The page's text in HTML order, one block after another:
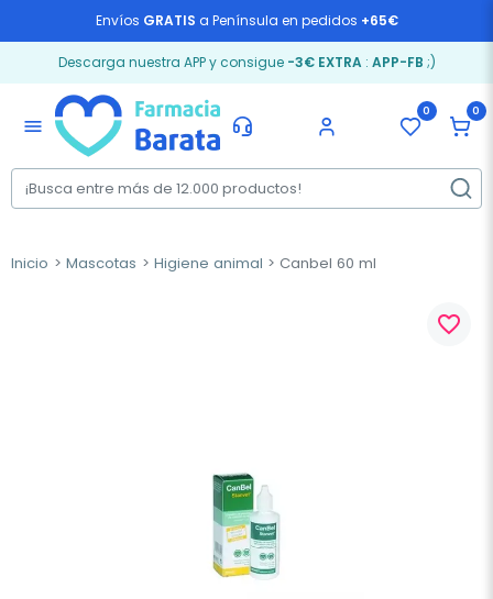
Envíos GRATIS a Península en pedidos +65€
Descarga nuestra APP y consigue -3€ EXTRA: APP-FB ;)
menu
0 0
Inicio Mascotas Higiene animal Canbel 60 ml
favorite_border